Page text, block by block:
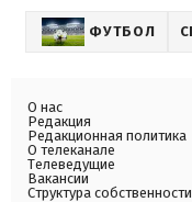
ФУТБОЛ
О нас
Редакция
Редакционная политика
О телеканале
Телеведущие
Вакансии
Структура собственности